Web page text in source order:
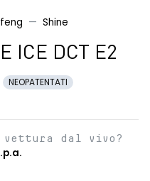
Shine
ICE DCT E2
NEOPATENTATI
vettura dal vivo?